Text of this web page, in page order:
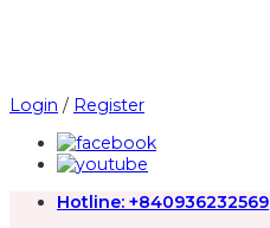
Login / Register
Hotline: +840936232569